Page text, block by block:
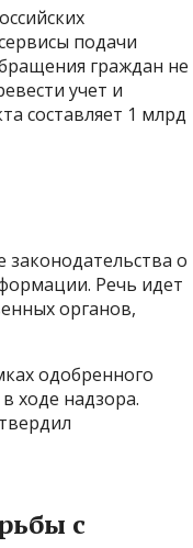
подачи
граждан не
учет и
составляет 1 млрд
о
Речь идет
органов,
одобренного
ходе надзора.
с